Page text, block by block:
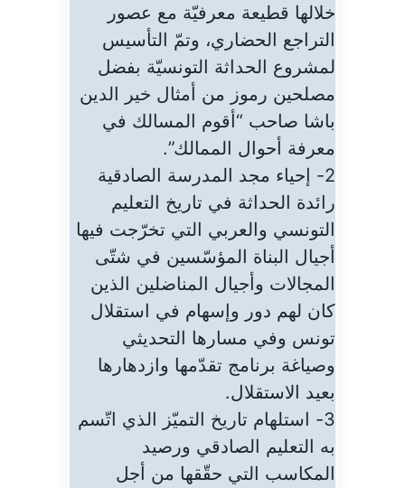
خلالها قطيعة معرفيّة مع عصور
التراجع الحضاري، وتمّ التأسيس
لمشروع الحداثة التونسيّة بفضل
مصلحين رموز من أمثال خير الدين
باشا صاحب “أقوم المسالك في
معرفة أحوال الممالك”.
2- إحياء مجد المدرسة الصادقية
رائدة الحداثة في تاريخ التعليم
التونسي والعربي التي تخرّجت فيها
أجيال البناة المؤسّسين في شتّى
المجالات وأجيال المناضلين الذين
كان لهم دور وإسهام في استقلال
تونس وفي مسارها التحديثي
وصياغة برنامج تقدّمها وازدهارها
بعيد الاستقلال.
3- استلهام تاريخ التميّز الذي اتّسم
به التعليم الصادقي ورصيد
المكاسب التي حقّقها من أجل